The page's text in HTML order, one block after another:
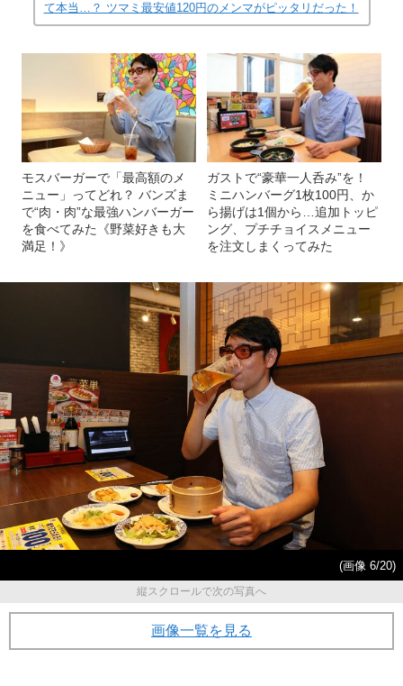
て本当…？ ツマミ最安値120円のメンマがピッタリだった！
モスバーガーで「最高額のメ
ニュー」ってどれ？ バンズま
で“肉・肉”な最強ハンバーガー
を食べてみた《野菜好きも大
満足！》
ガストで“豪華一人呑み”を！
ミニハンバーグ1枚100円、か
ら揚げは1個から…追加トッピ
ング、プチチョイスメニュー
を注文しまくってみた
(画像 6/20)
縦スクロールで次の写真へ
画像一覧を見る